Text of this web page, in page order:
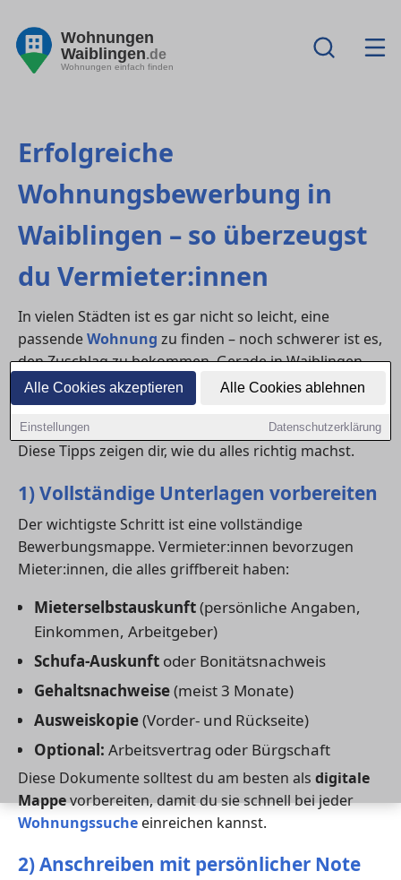
Alle Cookies akzeptieren Alle Cookies ablehnen
Einstellungen Datenschutzerklärung
Wohnungen
Waiblingen.de
Wohnungen einfach finden
Erfolgreiche
Wohnungsbewerbung in
Waiblingen – so überzeugst
du Vermieter:innen
In vielen Städten ist es gar nicht so leicht, eine
passendeWohnung zu finden – noch schwerer ist es,
den Zuschlag zu bekommen. Gerade in Waiblingen
gehört häufig zu den Regionen mit hoher Nachfrage.
Mit einer professionellenWohnungsbewerbung
kannst du dich klar von der Konkurrenz abheben.
Diese Tipps zeigen dir, wie du alles richtig machst.
1) Vollständige Unterlagen vorbereiten
Der wichtigste Schritt ist eine vollständige
Bewerbungsmappe. Vermieter:innen bevorzugen
Mieter:innen, die alles griffbereit haben:
Mieterselbstauskunft(persönliche Angaben,
Einkommen, Arbeitgeber)
Schufa-Auskunftoder Bonitätsnachweis
Gehaltsnachweise(meist 3 Monate)
Ausweiskopie(Vorder- und Rückseite)
Optional: Arbeitsvertrag oder Bürgschaft
Diese Dokumente solltest du am besten als digitale
Mappevorbereiten, damit du sie schnell bei jeder
Wohnungssuche einreichen kannst.
2) Anschreiben mit persönlicher Note